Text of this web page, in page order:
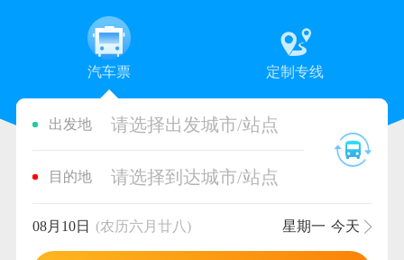
汽车票 定制专线
出发地 请选择出发城市/站点
目的地 请选择到达城市/站点
08月10日 (农历六月廿八) 星期一 今天